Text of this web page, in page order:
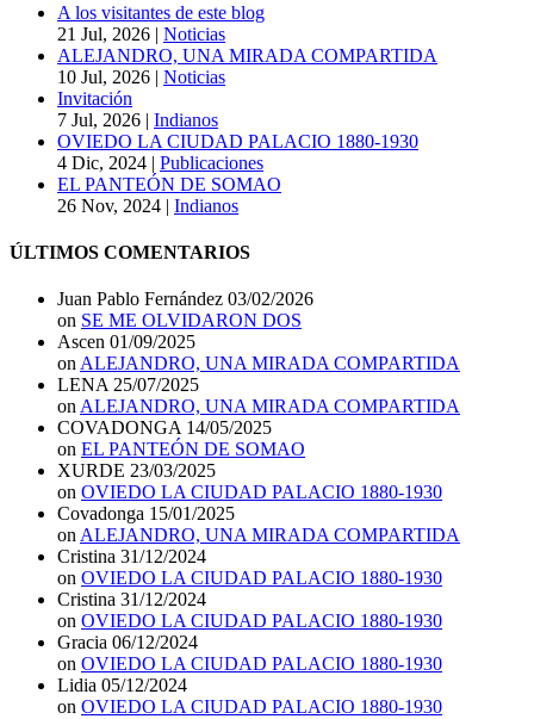
A los visitantes de este blog
21 Jul, 2026 | Noticias
ALEJANDRO, UNA MIRADA COMPARTIDA
10 Jul, 2026 | Noticias
Invitación
7 Jul, 2026 | Indianos
OVIEDO LA CIUDAD PALACIO 1880-1930
4 Dic, 2024 | Publicaciones
EL PANTEÓN DE SOMAO
26 Nov, 2024 | Indianos
ÚLTIMOS COMENTARIOS
Juan Pablo Fernández 03/02/2026
on SE ME OLVIDARON DOS
Ascen 01/09/2025
on ALEJANDRO, UNA MIRADA COMPARTIDA
LENA 25/07/2025
on ALEJANDRO, UNA MIRADA COMPARTIDA
COVADONGA 14/05/2025
on EL PANTEÓN DE SOMAO
XURDE 23/03/2025
on OVIEDO LA CIUDAD PALACIO 1880-1930
Covadonga 15/01/2025
on ALEJANDRO, UNA MIRADA COMPARTIDA
Cristina 31/12/2024
on OVIEDO LA CIUDAD PALACIO 1880-1930
Cristina 31/12/2024
on OVIEDO LA CIUDAD PALACIO 1880-1930
Gracia 06/12/2024
on OVIEDO LA CIUDAD PALACIO 1880-1930
Lidia 05/12/2024
on OVIEDO LA CIUDAD PALACIO 1880-1930